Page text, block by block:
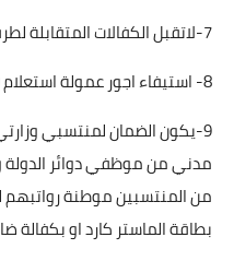
7-لاتقبل الكفالات المتقابلة لطرفين
8- استيفاء اجور عمولة استعلام 100 الف
9-يكون الضمان لمنتسبي
مدني من موظفي دوائر الدولة
من المنتسبين موطنة رواتبهم
بطاقة الماستر كارد او بكفالة